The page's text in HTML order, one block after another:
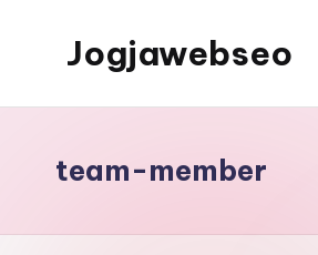
Jogjawebseo
team-member